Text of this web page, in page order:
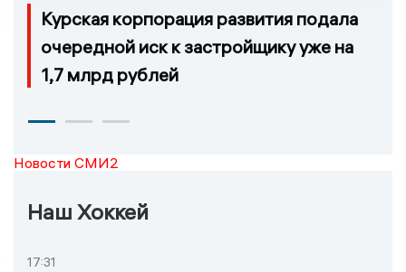
Курская корпорация развития подала
очередной иск к застройщику уже на
1,7 млрд рублей
Новости СМИ2
Наш Хоккей
17:31